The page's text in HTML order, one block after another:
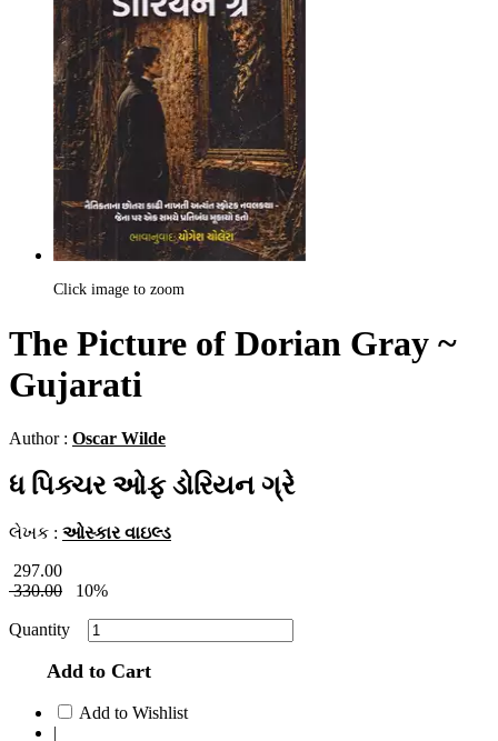
Click image to zoom
The Picture of Dorian Gray ~
Gujarati
Author : Oscar Wilde
ધ પિક્ચર ઓફ ડોરિયન ગ્રે
લેખક : ઓસ્કાર વાઇલ્ડ
297.00
330.00
10%
Quantity
Add to Cart
Add to Wishlist
|